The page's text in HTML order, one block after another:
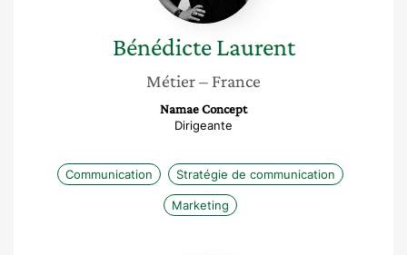
Bénédicte Laurent
Métier– France
Namae Concept
Dirigeante
Communication Stratégie de communication
Marketing